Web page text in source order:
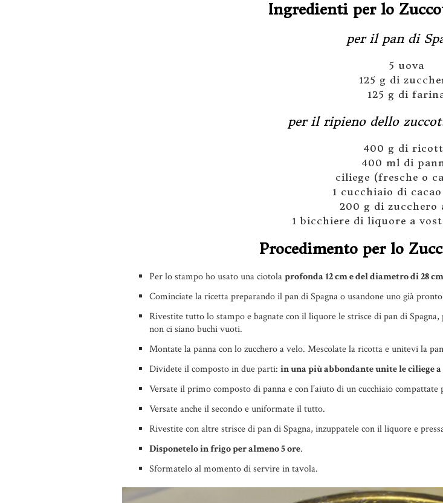
Ingredienti per lo
per il pan di
5 uova
125 g di
125 g di
per il ripieno dello
400 g di
400 ml di
ciliege (fresche o
1 cucchiaio di
200 g di zucchero
1 bicchiere di liquore a
Procedimento per lo
Per lo stampo ho usato una ciotolaprofonda 12 cm e del diametro di 28 cm
Cominciate la ricetta preparando il pan di Spagna o usandone uno già
Rivestite tutto lo stampo e bagnate con il liquore le strisce di pan di
non ci siano buchi vuoti.
Montate la panna con lo zucchero a velo. Mescolate la ricotta e unitevi la
Dividete il composto in due parti: in una più abbondante unite le ciliege
Versate il primo composto di panna e con l’aiuto di un cucchiaio compattate
Versate anche il secondo e uniformate il tutto.
Rivestite con altre strisce di pan di Spagna, inzuppatele con il liquore e
Disponetelo in frigo per almeno 5 ore.
Sformatelo al momento di servire in tavola.